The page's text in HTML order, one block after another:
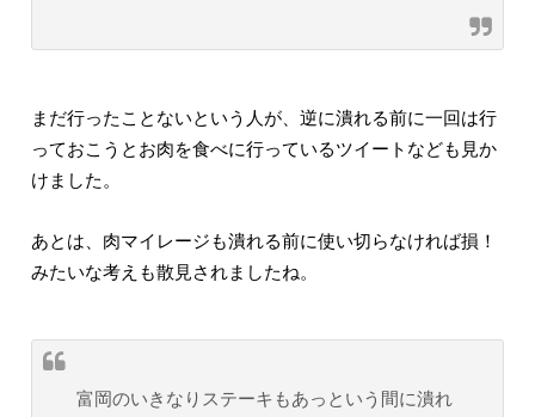
まだ行ったことないという人が、逆に潰れる前に一回は行
っておこうとお肉を食べに行っているツイートなども見か
けました。
あとは、肉マイレージも潰れる前に使い切らなければ損！
みたいな考えも散見されましたね。
富岡のいきなりステーキもあっという間に潰れ